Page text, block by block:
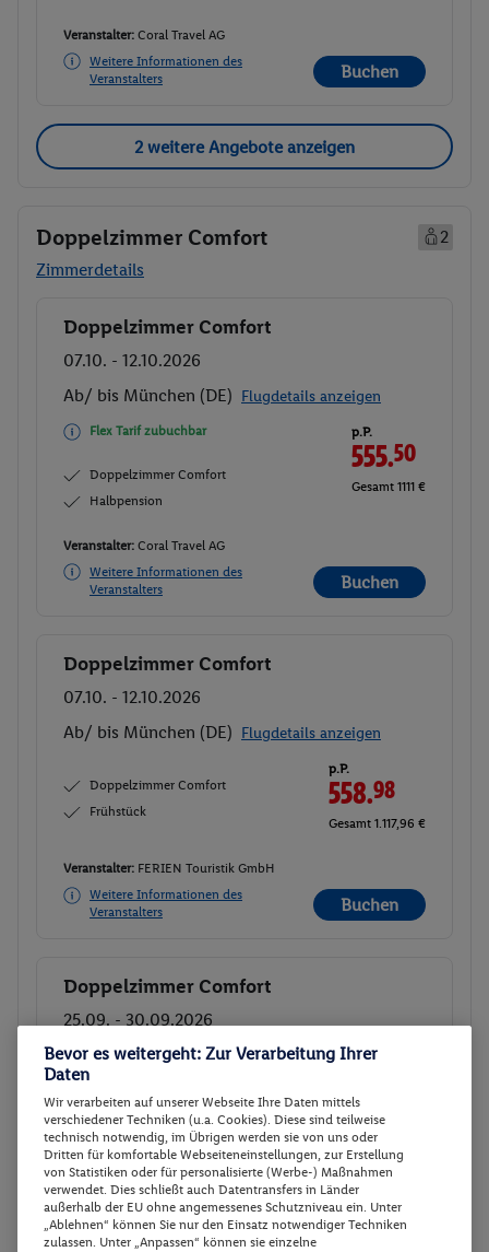
Veranstalter: Coral Travel AG
Weitere Informationen des
Veranstalters
Buchen
2 weitere Angebote anzeigen
Doppelzimmer Comfort
2
Zimmerdetails
Buchen
Doppelzimmer Comfort
07.10. - 12.10.2026
Ab/ bis München (DE) Flugdetails anzeigen
Flex Tarif zubuchbar
Doppelzimmer Comfort
Halbpension
p.P.
555.50
Gesamt 1111 €
Veranstalter: Coral Travel AG
Weitere Informationen des
Veranstalters
Buchen
Buchen
Doppelzimmer Comfort
07.10. - 12.10.2026
Ab/ bis München (DE) Flugdetails anzeigen
Doppelzimmer Comfort
Frühstück
p.P.
558.98
Gesamt 1.117,96 €
Veranstalter: FERIEN Touristik GmbH
Weitere Informationen des
Veranstalters
Buchen
Buchen
Doppelzimmer Comfort
25.09. - 30.09.2026
Ab/ bis München (DE) Flugdetails anzeigen
Doppelzimmer Comfort
Frühstück
544.28
Gesamt 1.088,56 €
Veranstalter: FERIEN Touristik GmbH
Weitere Informationen des
Veranstalters
Buchen
Bevor es weitergeht: Zur Verarbeitung Ihrer
Daten
Wir verarbeiten auf unserer Webseite Ihre Daten mittels
verschiedener Techniken (u.a. Cookies). Diese sind teilweise
technisch notwendig, im Übrigen werden sie von uns oder
Dritten für komfortable Webseiteneinstellungen, zur Erstellung
von Statistiken oder für personalisierte (Werbe-) Maßnahmen
verwendet. Dies schließt auch Datentransfers in Länder
außerhalb der EU ohne angemessenes Schutzniveau ein. Unter
„Ablehnen“ können Sie nur den Einsatz notwendiger Techniken
zulassen. Unter „Anpassen“ können sie einzelne